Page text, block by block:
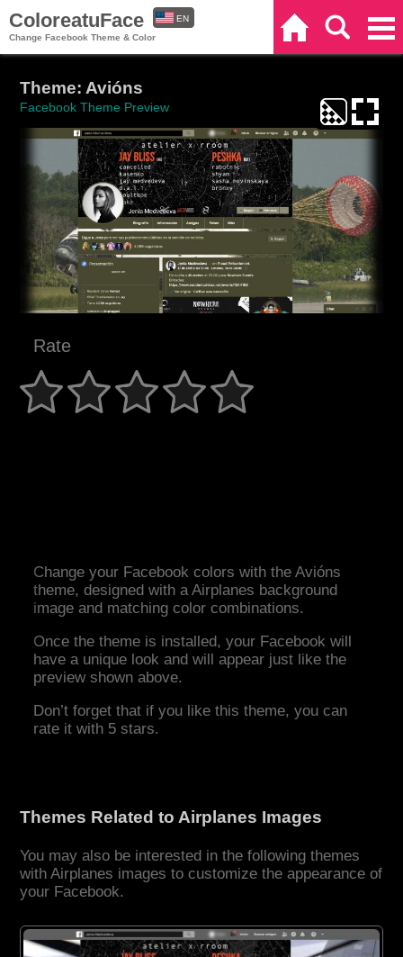
ColoreatuFace
Change Facebook Theme & Color
EN
Theme: Avións
Facebook Theme Preview
Rate
Change your Facebook colors with the Avións
theme, designed with a Airplanes background
image and matching color combinations.
Once the theme is installed, your Facebook will
have a unique look and will appear just like the
preview shown above.
Don’t forget that if you like this theme, you can
rate it with 5 stars.
Themes Related to Airplanes Images
You may also be interested in the following themes
with Airplanes images to customize the appearance of
your Facebook.